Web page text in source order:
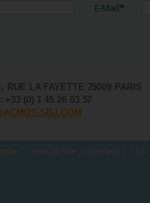
E-Mail*:
RUE LA FAYETTE 75009 PARIS
+33 (0) 1 45 26 03 57
SBJ.COM